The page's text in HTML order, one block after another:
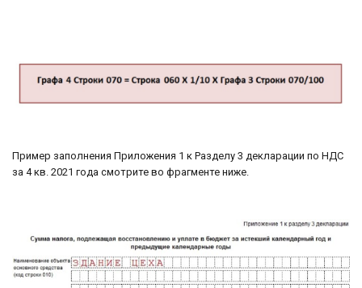
Пример заполнения Приложения 1 к Разделу 3 декларации по НДС
за 4 кв. 2021 года смотрите во фрагменте ниже.